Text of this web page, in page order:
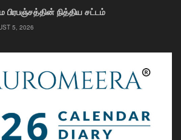
பிரபஞ்சத்தின் நித்திய சட்டம்
5, 2026